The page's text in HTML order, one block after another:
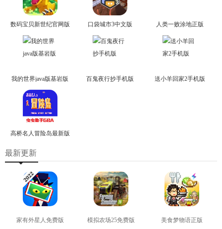
数码宝贝新世纪官网版 口袋城市3中文版 人类一败涂地正版
我的世界java版基岩版 百鬼夜行抄手机版 送小羊回家2手机版
高桥名人冒险岛最新版
最新更新
家有外星人免费版 模拟农场25免费版 美食梦物语正版